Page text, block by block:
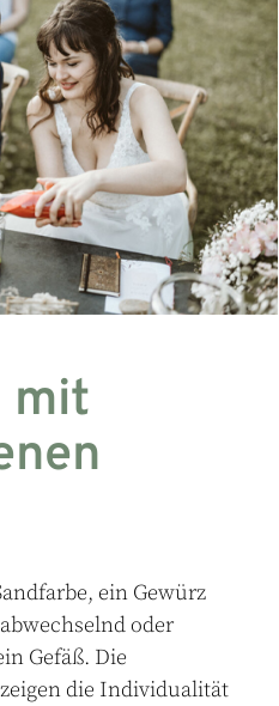
mit
, ein Gewürz
abwechselnd oder
Gefäß. Die
zeigen die Individualität